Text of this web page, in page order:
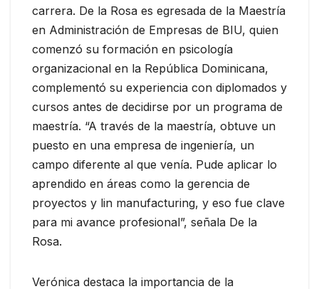
carrera. De la Rosa es egresada de la Maestría
en Administración de Empresas de BIU, quien
comenzó su formación en psicología
organizacional en la República Dominicana,
complementó su experiencia con diplomados y
cursos antes de decidirse por un programa de
maestría. “A través de la maestría, obtuve un
puesto en una empresa de ingeniería, un
campo diferente al que venía. Pude aplicar lo
aprendido en áreas como la gerencia de
proyectos y lin manufacturing, y eso fue clave
para mi avance profesional”, señala De la
Rosa.
Verónica destaca la importancia de la